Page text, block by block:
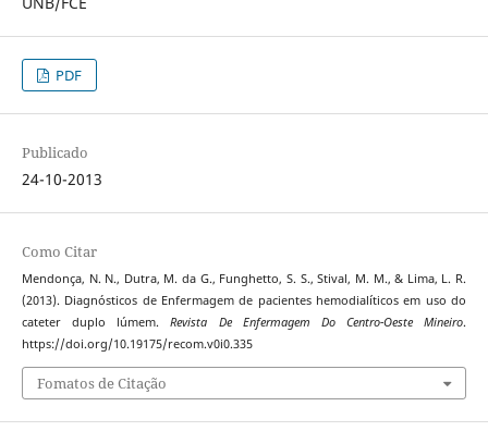
PDF
Publicado
24-10-2013
Como Citar
Mendonça, N. N., Dutra, M. da G., Funghetto, S. S., Stival, M. M., & Lima, L. R.
(2013). Diagnósticos de Enfermagem de pacientes hemodialíticos em uso do
cateter duplo lúmem.Revista De Enfermagem Do Centro-Oeste Mineiro.
https://doi.org/10.19175/recom.v0i0.335
Fomatos de Citação